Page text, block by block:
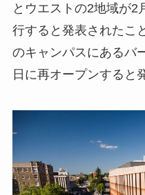
とウエストの2地域が2
行すると発表されたこ
のキャンパスにあるバ
日に再オープンすると